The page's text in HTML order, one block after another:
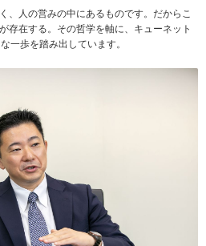
、人の営みの中にあるものです。だからこ
存在する。その哲学を軸に、キューネット
一歩を踏み出しています。